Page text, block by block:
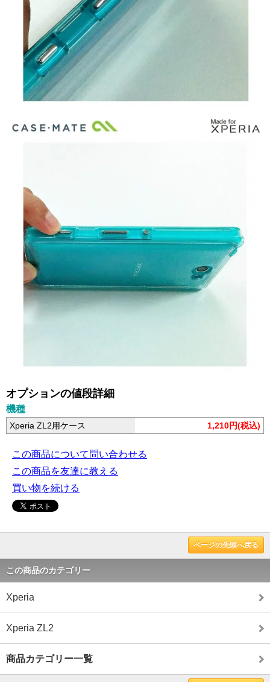
オプションの値段詳細
機種
Xperia ZL2用ケース 1,210円(税込)
この商品について問い合わせる
この商品を友達に教える
買い物を続ける
ページの先頭へ戻る
この商品のカテゴリー
Xperia
Xperia ZL2
商品カテゴリー一覧